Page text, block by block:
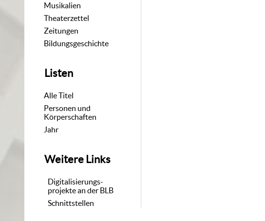
Musikalien
Theaterzettel
Zeitungen
Bildungsgeschichte
Listen
Alle Titel
Personen und
Körperschaften
Jahr
Weitere Links
Digitalisierungs-
projekte an der BLB
Schnittstellen